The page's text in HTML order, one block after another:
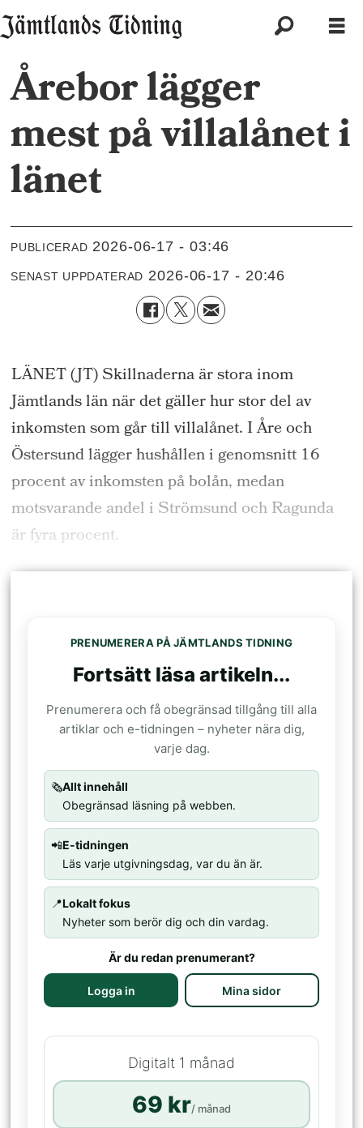
Årebor lägger
mest på villalånet i
länet
PUBLICERAD 2026-06-17 - 03:46
SENAST UPPDATERAD 2026-06-17 - 20:46
LÄNET (JT) Skillnaderna är stora inom
Jämtlands län när det gäller hur stor del av
inkomsten som går till villalånet. I Åre och
Östersund lägger hushållen i genomsnitt 16
procent av inkomsten på bolån, medan
motsvarande andel i Strömsund och Ragunda
är fyra procent.
PRENUMERERA PÅ JÄMTLANDS TIDNING
Fortsätt läsa artikeln...
Prenumerera och få obegränsad tillgång till alla
artiklar och e-tidningen – nyheter nära dig,
varje dag.
🗞️Allt innehåll
Obegränsad läsning på webben.
📲E-tidningen
Läs varje utgivningsdag, var du än är.
📍Lokalt fokus
Nyheter som berör dig och din vardag.
Är du redan prenumerant?
Logga in Mina sidor
Digitalt 1 månad
69 kr/ månad